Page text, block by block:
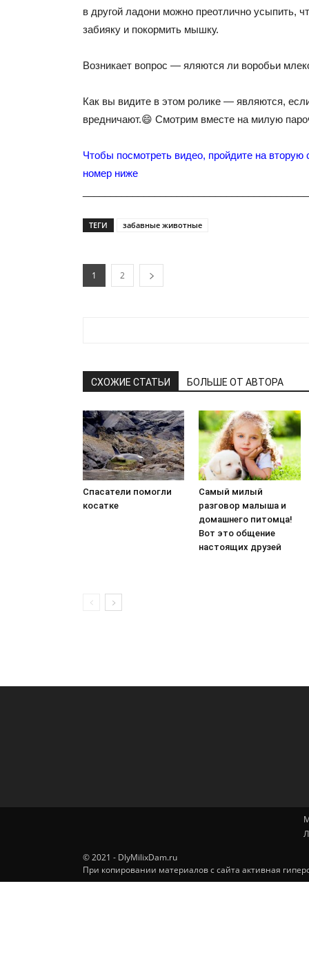
в другой ладони можно преотлично усыпить,
забияку и покормить мышку.
Возникает вопрос — яляются ли воробьи
Как вы видите в этом ролике — являются,
вредничают.😄 Смотрим вместе на милую
Чтобы посмотреть видео, пройдите на вторую
номер ниже
ТЕГИ забавные животные
1 2
СХОЖИЕ СТАТЬИ БОЛЬШЕ ОТ АВТОРА
Спасатели помогли
косатке
Самый милый
разговор малыша и
домашнего питомца!
Вот это общение
настоящих друзей
© 2021 - DlyMilixDam.ru
При копировании материалов с сайта активная